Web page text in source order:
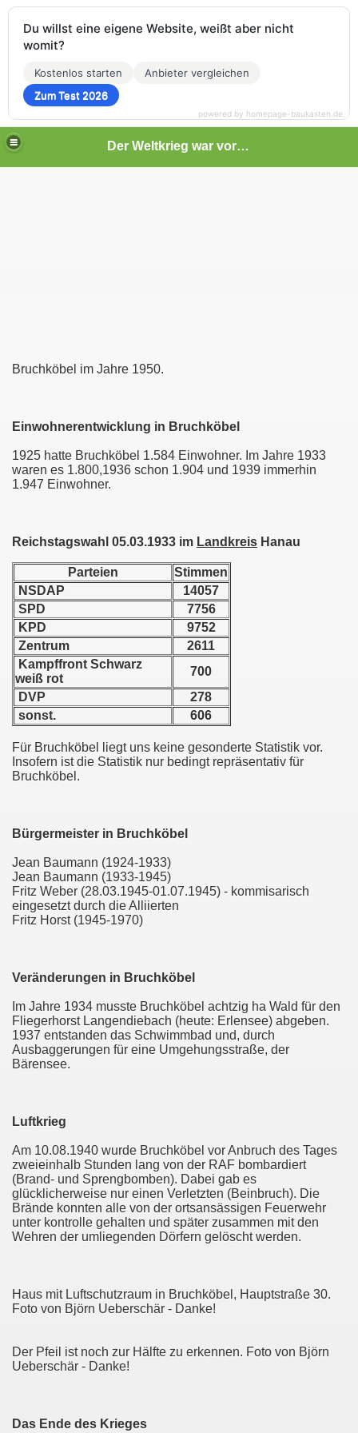
Der Weltkrieg war vor deiner Tür
Bruchköbel im Jahre 1950.
Einwohnerentwicklung in Bruchköbel
1925 hatte Bruchköbel 1.584 Einwohner. Im Jahre 1933
waren es 1.800,1936 schon 1.904 und 1939 immerhin
1.947 Einwohner.
Reichstagswahl 05.03.1933 im Landkreis Hanau
Parteien
Stimmen
NSDAP
14057
SPD
7756
KPD
9752
Zentrum
2611
Kampffront Schwarz
weiß rot
700
DVP
278
sonst.
606
Für Bruchköbel liegt uns keine gesonderte Statistik vor.
Insofern ist die Statistik nur bedingt repräsentativ für
Bruchköbel.
Bürgermeister in Bruchköbel
Jean Baumann (1924-1933)
Jean Baumann (1933-1945)
Fritz Weber (28.03.1945-01.07.1945) - kommisarisch
eingesetzt durch die Alliierten
Fritz Horst (1945-1970)
Veränderungen in Bruchköbel
Im Jahre 1934 musste Bruchköbel achtzig ha Wald für den
Fliegerhorst Langendiebach (heute: Erlensee) abgeben.
1937 entstanden das Schwimmbad und, durch
Ausbaggerungen für eine Umgehungsstraße, der
Bärensee.
Luftkrieg
Am 10.08.1940 wurde Bruchköbel vor Anbruch des Tages
zweieinhalb Stunden lang von der RAF bombardiert
(Brand- und Sprengbomben). Dabei gab es
glücklicherweise nur einen Verletzten (Beinbruch). Die
Brände konnten alle von der ortsansässigen Feuerwehr
unter kontrolle gehalten und später zusammen mit den
Wehren der umliegenden Dörfern gelöscht werden.
Haus mit Luftschutzraum in Bruchköbel, Hauptstraße 30.
Foto von Björn Ueberschär - Danke!
Der Pfeil ist noch zur Hälfte zu erkennen. Foto von Björn
Ueberschär - Danke!
Das Ende des Krieges
Du willst eine eigene Website, weißt aber nicht
womit?
Kostenlos starten
Anbieter vergleichen
Zum Test 2026
powered by homepage-baukasten.de